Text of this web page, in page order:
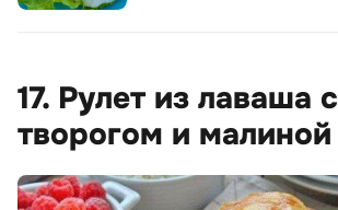
17. Рулет из лаваша с
творогом и малиной